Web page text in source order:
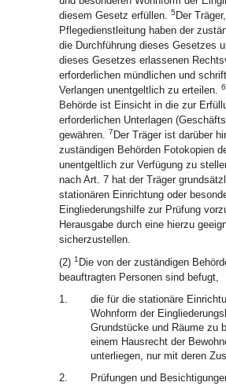
diesem Gesetz erfüllen. 5 Der
Pflegedienstleitung haben der
die Durchführung dieses Gesetzes
dieses Gesetzes erlassenen
erforderlichen mündlichen und
Verlangen unentgeltlich zu erteilen. 6
Behörde ist Einsicht in die zur
erforderlichen Unterlagen
gewähren. 7 Der Träger ist darüber
zuständigen Behörden Fotokopien
unentgeltlich zur Verfügung zu
nach Art. 7 hat der Träger
stationären Einrichtung oder
Eingliederungshilfe zur Prüfung
Herausgabe durch eine hierzu
sicherzustellen.
(2) 1 Die von der zuständigen
beauftragten Personen sind befugt,
1.
die für die stationäre
Wohnform der
Grundstücke und Räume zu
einem Hausrecht der
unterliegen, nur mit deren
2.
Prüfungen und